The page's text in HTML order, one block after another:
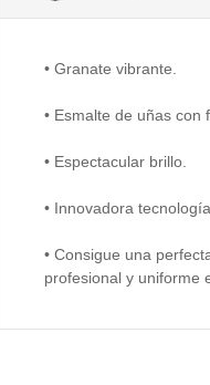
• Granate vibrante.
• Esmalte de uñas con
• Espectacular brillo.
• Innovadora
• Consigue una
profesional y uniforme